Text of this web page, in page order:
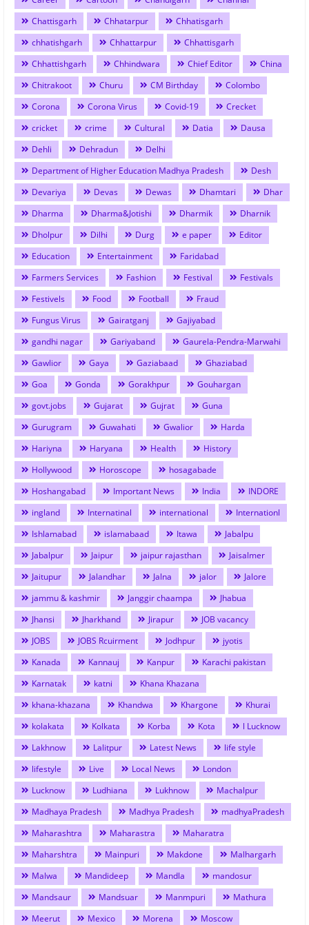
Chattisgarh
Chhatarpur
Chhatisgarh
chhatishgarh
Chhattarpur
Chhattisgarh
Chhattishgarh
Chhindwara Chief Editor
China
Chitrakoot
Churu CM Birthday
Colombo
Corona
Corona Virus Covid-19
Crecket
cricket
crime Cultural Datia
Dausa
Dehli
Dehradun
Delhi
Department of Higher Education Madhya Pradesh
Desh
Devariya
Devas Dewas Dhamtari
Dhar
Dharma
Dharma&Jotishi Dharmik
Dharnik
Dholpur
Dilhi Durg e paper
Editor
Education
Entertainment
Faridabad
Farmers Services
Fashion Festival
Festivals
Festivels
Food Football
Fraud
Fungus Virus
Gairatganj
Gajiyabad
gandhi nagar
Gariyaband
Gaurela-Pendra-Marwahi
Gawlior
Gaya Gaziabaad
Ghaziabad
Goa
Gonda Gorakhpur
Gouhargan
govt.jobs
Gujarat Gujrat
Guna
Gurugram
Guwahati Gwalior
Harda
Hariyna
Haryana Health
History
Hollywood
Horoscope
hosagabade
Hoshangabad
Important News India
INDORE
ingland
Internatinal international
Internationl
Ishlamabad
islamabaad Itawa
Jabalpu
Jabalpur
Jaipur jaipur rajasthan
Jaisalmer
Jaitupur
Jalandhar Jalna jalor
Jalore
jammu & kashmir
Janggir chaampa
Jhabua
Jhansi
Jharkhand Jirapur
JOB vacancy
JOBS
JOBS Rcuirment Jodhpur
jyotis
Kanada
Kannauj Kanpur
Karachi pakistan
Karnatak
katni
Khana Khazana
khana-khazana
Khandwa Khargone
Khurai
kolakata
Kolkata Korba Kota
l Lucknow
Lakhnow
Lalitpur Latest News
life style
lifestyle
Live Local News
London
Lucknow
Ludhiana Lukhnow
Machalpur
Madhaya Pradesh
Madhya Pradesh
madhyaPradesh
Maharashtra
Maharastra
Maharatra
Maharshtra
Mainpuri Makdone
Malhargarh
Malwa
Mandideep Mandla
mandosur
Mandsaur
Mandsuar Manmpuri
Mathura
Meerut
Mexico Morena
Moscow